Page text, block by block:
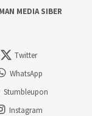
MEDIA SIBER
Twitter
WhatsApp
Stumbleupon
Instagram